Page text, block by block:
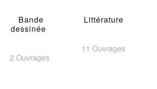
Bande
dessinée
2 Ouvrages
Littérature
11 Ouvrages